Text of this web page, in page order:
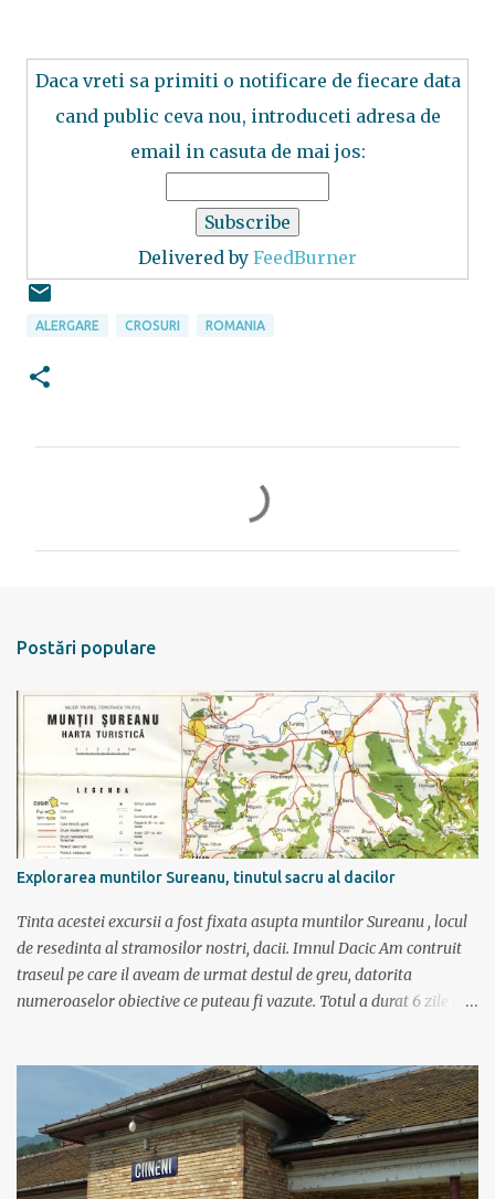
Daca vreti sa primiti o notificare de fiecare data
cand public ceva nou, introduceti adresa de
email in casuta de mai jos:
Delivered by FeedBurner
ALERGARE CROSURI ROMANIA
r
Postări populare
Explorarea muntilor Sureanu, tinutul sacru al dacilor
Tinta acestei excursii a fost fixata asupta muntilor Sureanu , locul
de resedinta al stramosilor nostri, dacii. Imnul Dacic Am contruit
traseul pe care il aveam de urmat destul de greu, datorita
numeroaselor obiective ce puteau fi vazute. Totul a durat 6 zile ca
plecam decat cu masina dacilor, ce-i drept restilizata si
imbunatatita, denumita acum Dacia Logan. Ne-am inarmat cu 3-4
harti si cu un plan bine documentat de vreo 15 pagini (cine il vrea
sa ridice mana sus). Am inghesuit cu greu rucsacii, corturile, sacii
de dormit si mancarea in masina.